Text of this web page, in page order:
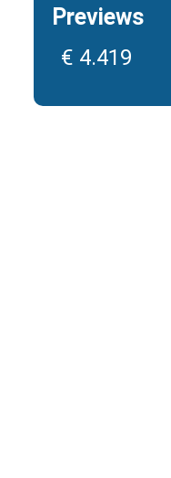
Previews
€ 4.419